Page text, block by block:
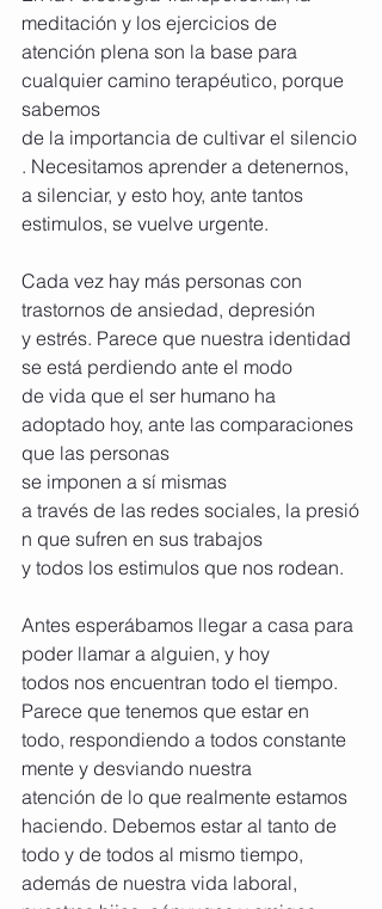
meditación y los ejercicios de
atención plena son la base para
cualquier camino terapéutico, porque
sabemos
de la importancia de cultivar el silencio
. Necesitamos aprender a detenernos,
a silenciar, y esto hoy, ante tantos
estimulos, se vuelve urgente.
Cada vez hay más personas con
trastornos de ansiedad, depresión
y estrés. Parece que nuestra identidad
se está perdiendo ante el modo
de vida que el ser humano ha
adoptado hoy, ante las comparaciones
que las personas
se imponen a sí mismas
a través de las redes sociales, la presió
n que sufren en sus trabajos
y todos los estimulos que nos rodean.
Antes esperábamos llegar a casa para
poder llamar a alguien, y hoy
todos nos encuentran todo el tiempo.
Parece que tenemos que estar en
todo, respondiendo a todos constante
mente y desviando nuestra
atención de lo que realmente estamos
haciendo. Debemos estar al tanto de
todo y de todos al mismo tiempo,
además de nuestra vida laboral,